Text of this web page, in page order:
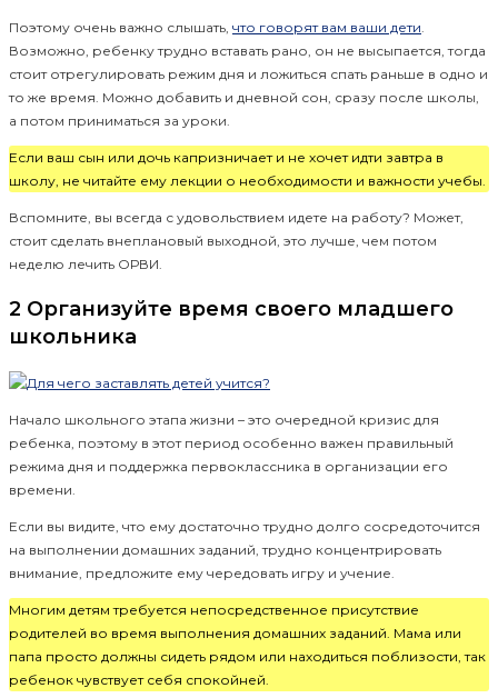
Поэтому очень важно слышать, что говорят вам ваши дети
Возможно, ребенку трудно вставать рано, он не высыпается, тогда
стоит отрегулировать режим дня и ложиться спать раньше в одно и
то же время. Можно добавить и дневной сон, сразу после школы,
а потом приниматься за уроки.
Если ваш сын или дочь капризничает и не хочет идти завтра в
школу, не читайте ему лекции о необходимости и важности учебы.
Вспомните, вы всегда с удовольствием идете на работу? Может,
стоит сделать внеплановый выходной, это лучше, чем потом
неделю лечить ОРВИ.
2 Организуйте время своего младшего
школьника
Начало школьного этапа жизни – это очередной кризис для
ребенка, поэтому в этот период особенно важен правильный
режима дня и поддержка первоклассника в организации его
времени.
Если вы видите, что ему достаточно трудно долго сосредоточится
на выполнении домашних заданий, трудно концентрировать
внимание, предложите ему чередовать игру и учение.
Многим детям требуется непосредственное присутствие
родителей во время выполнения домашних заданий. Мама или
папа просто должны сидеть рядом или находиться поблизости, так
ребенок чувствует себя спокойней.